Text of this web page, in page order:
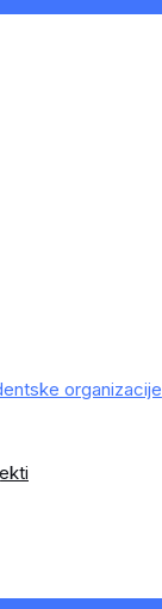
organizacije